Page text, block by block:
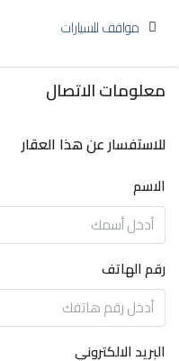
مواقف للسيارات
معلومات الاتصال
للاستفسار عن هذا العقار
الاسم
رقم الهاتف
البريد الالكتروني